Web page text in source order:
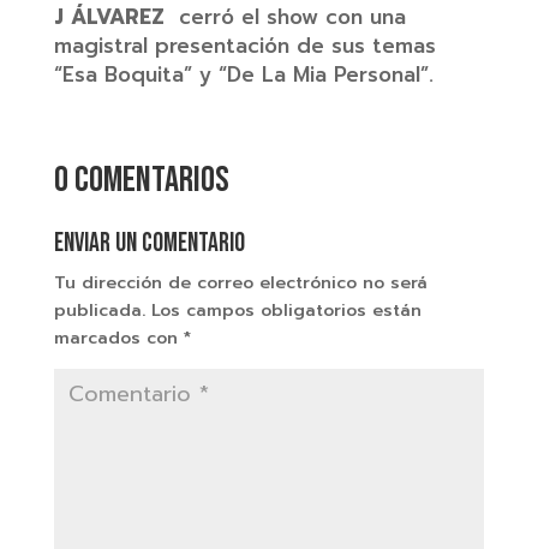
J ÁLVAREZ cerró el show con una
magistral presentación de sus temas
“Esa Boquita” y “De La Mia Personal”.
0 comentarios
Enviar un comentario
Tu dirección de correo electrónico no será
publicada. Los campos obligatorios están
marcados con *